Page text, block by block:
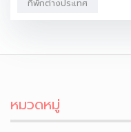
ที่พักต่างประเทศ
หมวดหมู่